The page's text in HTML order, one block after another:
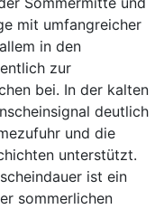
mit umfangreicher
in den
zur
bei. In der kalten
deutlich
und die
unterstützt.
ist ein
sommerlichen